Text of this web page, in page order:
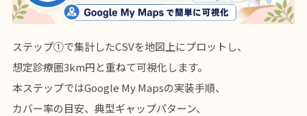
ステップ①で集計したCSVを地図上にプロットし、
想定診療圏3km円と重ねて可視化します。
本ステップではGoogle My Mapsの実装手順、
カバー率の目安、典型ギャップパターン、